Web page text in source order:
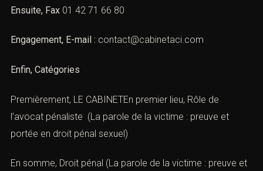
Ensuite, Fax 01 42 71 66 80
Engagement, E-mail : contact@cabinetaci.com
Enfin, Catégories
Premièrement, LE CABINETEn premier lieu, Rôle de
l’avocat pénaliste (La parole de la victime : preuve et
portée en droit pénal sexuel)
En somme, Droit pénal (La parole de la victime : preuve et